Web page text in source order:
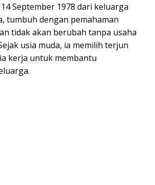
September 1978 dari keluarga
tumbuh dengan pemahaman
tidak akan berubah tanpa usaha
usia muda, ia memilih terjun
kerja untuk membantu